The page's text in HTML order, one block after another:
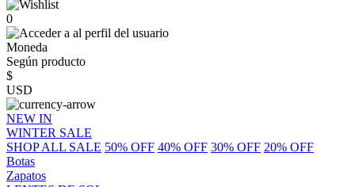
0
Moneda
Según producto
$
USD
NEW IN
WINTER SALE
SHOP ALL SALE 50% OFF 40% OFF 30% OFF 20% OFF
Botas
Zapatos